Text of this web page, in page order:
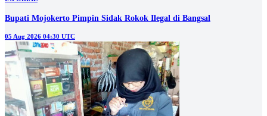
Bupati Mojokerto Pimpin Sidak Rokok Ilegal di Bangsal
05 Aug 2026 04:30 UTC